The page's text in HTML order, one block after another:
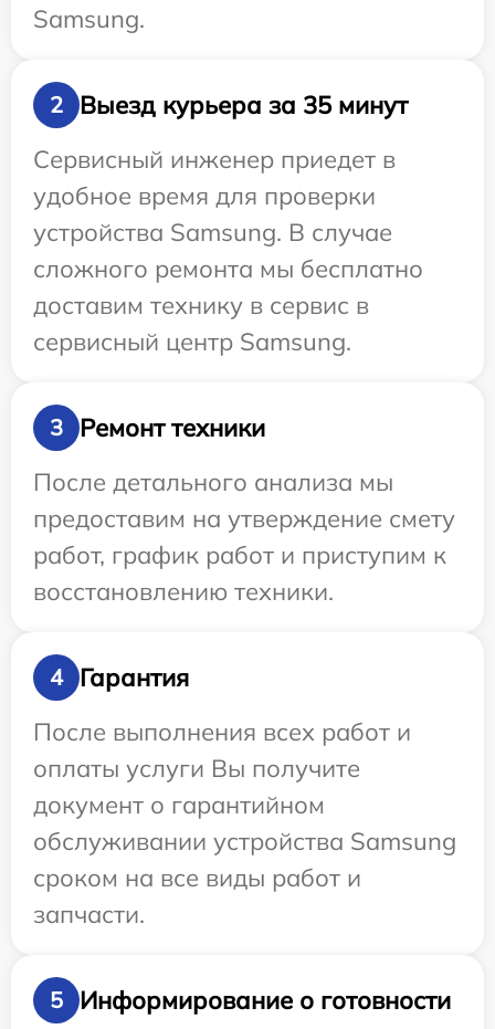
Samsung.
2
Выезд курьера за 35 минут
Сервисный инженер приедет в
удобное время для проверки
устройства Samsung. В случае
сложного ремонта мы бесплатно
доставим технику в сервис в
сервисный центр Samsung.
3
Ремонт техники
После детального анализа мы
предоставим на утверждение смету
работ, график работ и приступим к
восстановлению техники.
4
Гарантия
После выполнения всех работ и
оплаты услуги Вы получите
документ о гарантийном
обслуживании устройства Samsung
сроком на все виды работ и
запчасти.
5 Информирование о готовности